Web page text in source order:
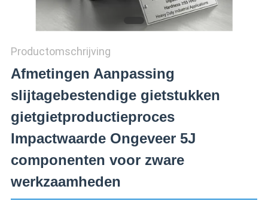
SITEMAP
PRIVACYBELEID
Productomschrijving
Afmetingen Aanpassing
slijtagebestendige gietstukken
gietgietproductieproces
Impactwaarde Ongeveer 5J
componenten voor zware
werkzaamheden